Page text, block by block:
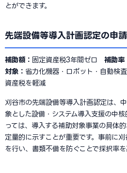
とができます。
先端設備等導入計画認定の申
補助額： 固定資産税3年間ゼロ 補助率
対象： 省力化機器・ロボット・自動検
資産税を軽減
刈谷市の先端設備等導入計画認定は、
象とした設備・システム導入支援の中
っては、導入する補助対象事業の具体
定量的に示すことが重要です。事前に
を行い、書類不備を防ぐことで採択率を